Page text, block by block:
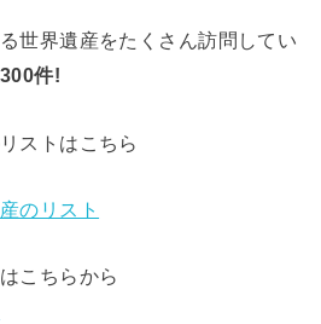
世界遺産をたくさん訪問してい
件!
ストはこちら
のリスト
こちらから